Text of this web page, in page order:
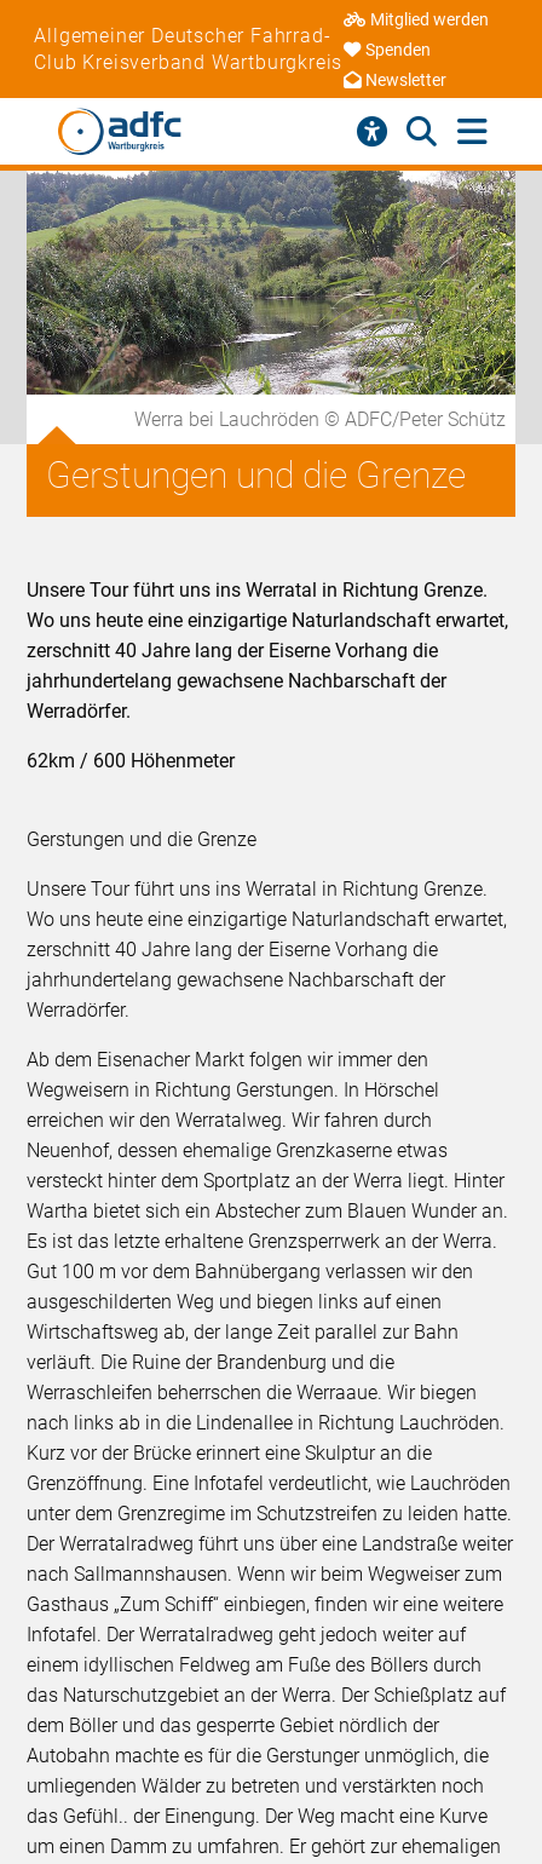
Allgemeiner Deutscher Fahrrad-
Club Kreisverband Wartburgkreis
Mitglied werden
Spenden
Newsletter
Werra bei Lauchröden © ADFC/Peter Schütz
Gerstungen und die Grenze
Unsere Tour führt uns ins Werratal in Richtung Grenze.
Wo uns heute eine einzigartige Naturlandschaft erwartet,
zerschnitt 40 Jahre lang der Eiserne Vorhang die
jahrhundertelang gewachsene Nachbarschaft der
Werradörfer.
62km / 600 Höhenmeter
Gerstungen und die Grenze
Unsere Tour führt uns ins Werratal in Richtung Grenze.
Wo uns heute eine einzigartige Naturlandschaft erwartet,
zerschnitt 40 Jahre lang der Eiserne Vorhang die
jahrhundertelang gewachsene Nachbarschaft der
Werradörfer.
Ab dem Eisenacher Markt folgen wir immer den
Wegweisern in Richtung Gerstungen. In Hörschel
erreichen wir den Werratalweg. Wir fahren durch
Neuenhof, dessen ehemalige Grenzkaserne etwas
versteckt hinter dem Sportplatz an der Werra liegt. Hinter
Wartha bietet sich ein Abstecher zum Blauen Wunder an.
Es ist das letzte erhaltene Grenzsperrwerk an der Werra.
Gut 100 m vor dem Bahnübergang verlassen wir den
ausgeschilderten Weg und biegen links auf einen
Wirtschaftsweg ab, der lange Zeit parallel zur Bahn
verläuft. Die Ruine der Brandenburg und die
Werraschleifen beherrschen die Werraaue. Wir biegen
nach links ab in die Lindenallee in Richtung Lauchröden.
Kurz vor der Brücke erinnert eine Skulptur an die
Grenzöffnung. Eine Infotafel verdeutlicht, wie Lauchröden
unter dem Grenzregime im Schutzstreifen zu leiden hatte.
Der Werratalradweg führt uns über eine Landstraße weiter
nach Sallmannshausen. Wenn wir beim Wegweiser zum
Gasthaus „Zum Schiff“ einbiegen, finden wir eine weitere
Infotafel. Der Werratalradweg geht jedoch weiter auf
einem idyllischen Feldweg am Fuße des Böllers durch
das Naturschutzgebiet an der Werra. Der Schießplatz auf
dem Böller und das gesperrte Gebiet nördlich der
Autobahn machte es für die Gerstunger unmöglich, die
umliegenden Wälder zu betreten und verstärkten noch
das Gefühl.. der Einengung. Der Weg macht eine Kurve
um einen Damm zu umfahren. Er gehört zur ehemaligen